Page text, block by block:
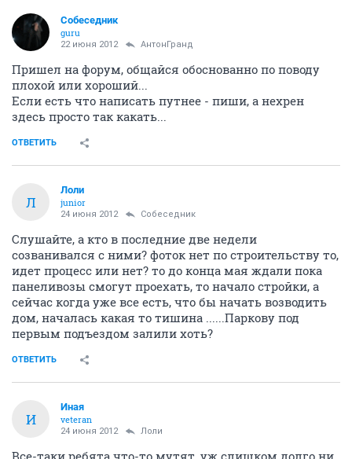
Собеседник
guru
22 июня 2012 АнтонГранд
Пришел на форум, общайся обоснованно по поводу
плохой или хороший...
Если есть что написать путнее - пиши, а нехрен
здесь просто так какать...
ОТВЕТИТЬ
Л
Лоли
junior
24 июня 2012 Собеседник
Слушайте, а кто в последние две недели
созванивался с ними? фоток нет по строительству то,
идет процесс или нет? то до конца мая ждали пока
панеливозы смогут проехать, то начало стройки, а
сейчас когда уже все есть, что бы начать возводить
дом, началась какая то тишина ......Паркову под
первым подъездом залили хоть?
ОТВЕТИТЬ
И
Иная
veteran
24 июня 2012 Лоли
Все-таки ребята что-то мутят, уж слишком долго ни